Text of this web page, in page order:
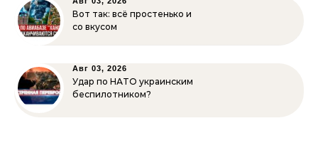
Вот так: всё простенько и
со вкусом
Авг 03, 2026
Удар по НАТО украинским
беспилотником?